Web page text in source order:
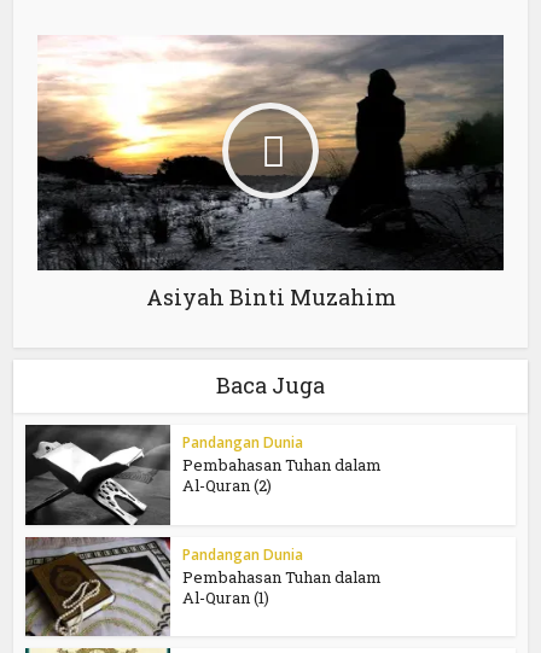
Asiyah Binti Muzahim
Baca Juga
Pandangan Dunia
Pembahasan Tuhan dalam
Al-Quran (2)
Pandangan Dunia
Pembahasan Tuhan dalam
Al-Quran (1)